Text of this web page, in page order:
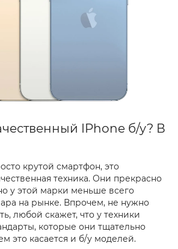
IPhone б/у? В
крутой смартфон, это
техника. Они прекрасно
у этой марки меньше всего
на рынке. Впрочем, не нужно
любой скажет, что у техники
которые они тщательно
это касается и б/у моделей.